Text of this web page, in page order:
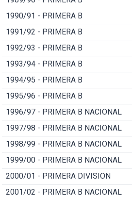
1990/91 - PRIMERA B
1991/92 - PRIMERA B
1992/93 - PRIMERA B
1993/94 - PRIMERA B
1994/95 - PRIMERA B
1995/96 - PRIMERA B
1996/97 - PRIMERA B NACIONAL
1997/98 - PRIMERA B NACIONAL
1998/99 - PRIMERA B NACIONAL
1999/00 - PRIMERA B NACIONAL
2000/01 - PRIMERA DIVISION
2001/02 - PRIMERA B NACIONAL